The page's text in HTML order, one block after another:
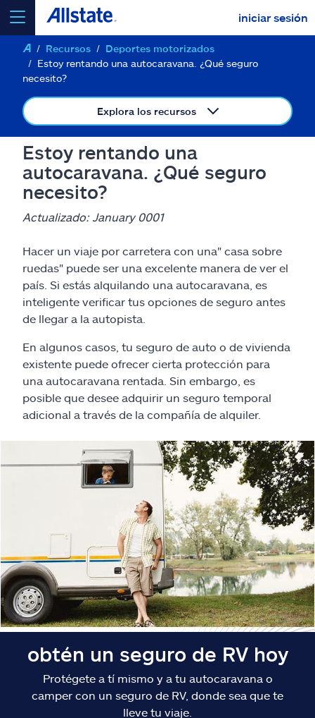
iniciar sesión
seleccionar un producto paracotizar
Select a Product
ir
Recursos
Reclamos
Asistencia y apoyo
Buscar agente
Ashburn, VA 20146
Recursos
Deportes motorizados
Estoy rentando una autocaravana. ¿Qué seguro
necesito?
Explora los recursos
Estoy rentando una
autocaravana. ¿Qué seguro
necesito?
Actualizado: January 0001
Hacer un viaje por carretera con una" casa sobre
ruedas" puede ser una excelente manera de ver el
país. Si estás alquilando una autocaravana, es
inteligente verificar tus opciones de seguro antes
de llegar a la autopista.
En algunos casos, tu seguro de auto o de vivienda
existente puede ofrecer cierta protección para
una autocaravana rentada. Sin embargo, es
posible que desee adquirir un seguro temporal
adicional a través de la compañía de alquiler.
obtén un seguro de RV hoy
Protégete a tí mismo y a tu autocaravana o
camper con un seguro de RV, donde sea que te
lleve tu viaje.